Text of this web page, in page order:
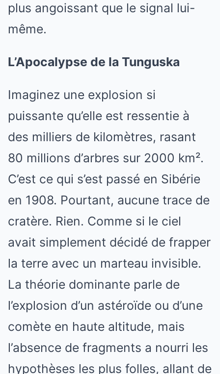
plus angoissant que le signal lui-
même.
L’Apocalypse de la Tunguska
Imaginez une explosion si
puissante qu’elle est ressentie à
des milliers de kilomètres, rasant
80 millions d’arbres sur 2000 km².
C’est ce qui s’est passé en Sibérie
en 1908. Pourtant, aucune trace de
cratère. Rien. Comme si le ciel
avait simplement décidé de frapper
la terre avec un marteau invisible.
La théorie dominante parle de
l’explosion d’un astéroïde ou d’une
comète en haute altitude, mais
l’absence de fragments a nourri les
hypothèses les plus folles, allant de